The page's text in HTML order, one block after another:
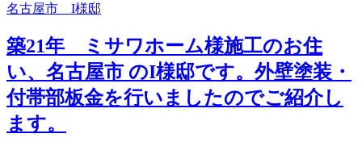
名古屋市 I様邸
築21年 ミサワホーム様施工のお住
い、名古屋市 のI様邸です。外壁塗装・
付帯部板金を行いましたのでご紹介し
ます。